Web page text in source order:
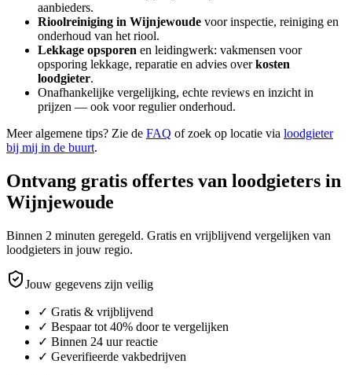
aanbieders.
Rioolreiniging in Wijnjewoude voor inspectie, reiniging en
onderhoud van het riool.
Lekkage opsporen en leidingwerk: vakmensen voor
opsporing lekkage, reparatie en advies overkosten
loodgieter.
Onafhankelijke vergelijking, echte reviews en inzicht in
prijzen — ook voor regulier onderhoud.
Meer algemene tips? Zie de FAQ of zoek op locatie via loodgieter
bij mij in de buurt.
Ontvang gratis offertes van loodgieters in
Wijnjewoude
Binnen 2 minuten geregeld. Gratis en vrijblijvend vergelijken van
loodgieters in jouw regio.
Jouw gegevens zijn veilig
✓ Gratis & vrijblijvend
✓ Bespaar tot 40% door te vergelijken
✓ Binnen 24 uur reactie
✓ Geverifieerde vakbedrijven